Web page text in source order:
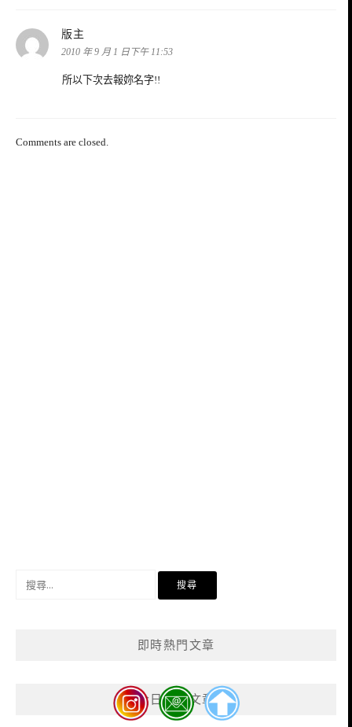
版主
示:
2010 年 9 月 1 日下午 11:53
所以下次去報妳名字!!
Comments are closed.
即時熱門文章
今日熱門文章